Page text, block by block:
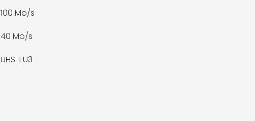
100 Mo/s
40 Mo/s
UHS-I U3